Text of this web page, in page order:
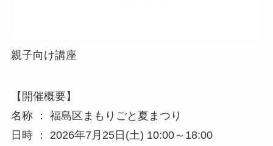
親子向け講座
【開催概要】
名称 ： 福島区まもりごと夏まつり
日時 ： 2026年7月25日(土) 10:00～18:00